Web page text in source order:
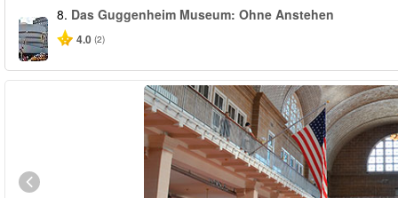
8. Das Guggenheim Museum: Ohne Anstehen
4.0 (2)